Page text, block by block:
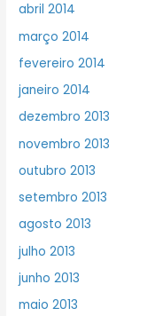
abril 2014
março 2014
fevereiro 2014
janeiro 2014
dezembro 2013
novembro 2013
outubro 2013
setembro 2013
agosto 2013
julho 2013
junho 2013
maio 2013